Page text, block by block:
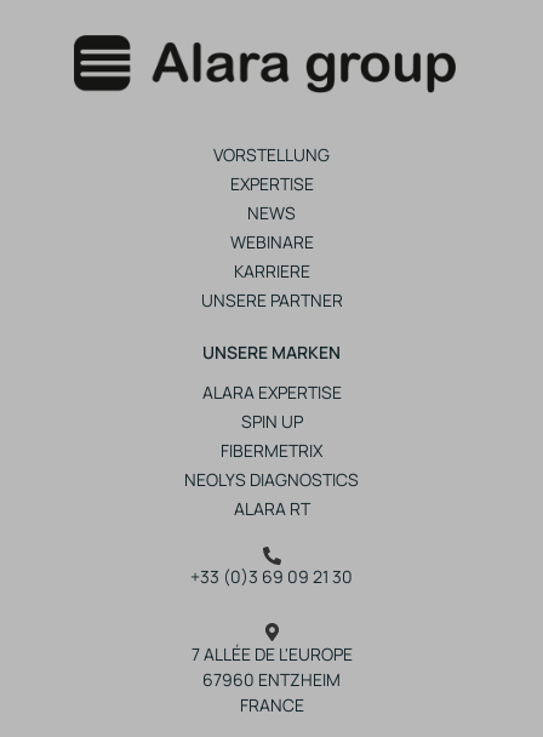
VORSTELLUNG
EXPERTISE
NEWS
WEBINARE
KARRIERE
UNSERE PARTNER
UNSERE MARKEN
ALARA EXPERTISE
SPIN UP
FIBERMETRIX
NEOLYS DIAGNOSTICS
ALARA RT
+33 (0)3 69 09 21 30
7 ALLÉE DE L'EUROPE
67960 ENTZHEIM
FRANCE